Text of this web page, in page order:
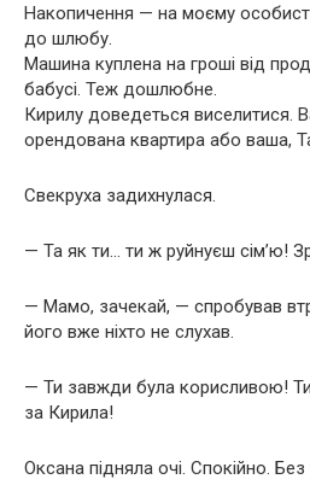
Накопичення — на моєму
до шлюбу.
Машина куплена на гроші від
бабусі. Теж дошлюбне.
Кирилу доведеться виселитися.
орендована квартира або ваша,
Свекруха задихнулася.
— Та як ти… ти ж руйнуєш сім’ю!
— Мамо, зачекай, — спробував
його вже ніхто не слухав.
— Ти завжди була корисливою!
за Кирила!
Оксана підняла очі. Спокійно. Без